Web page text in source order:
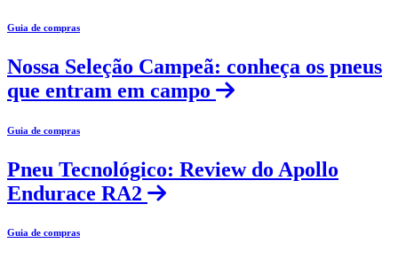
Guia de compras
Nossa Seleção Campeã: conheça os pneus
que entram em campo
Guia de compras
Pneu Tecnológico: Review do Apollo
Endurace RA2
Guia de compras